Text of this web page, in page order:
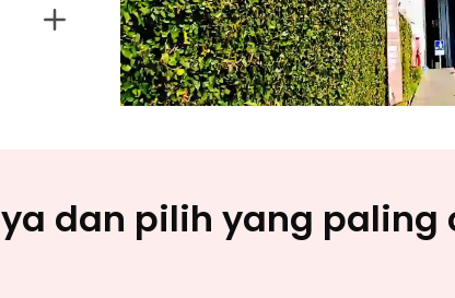
dan pilih yang paling